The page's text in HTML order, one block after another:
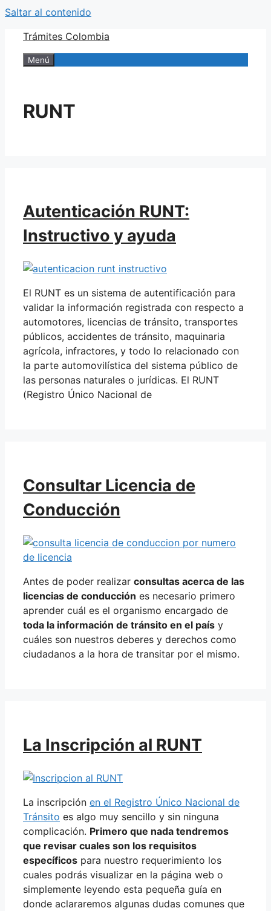
Saltar al contenido
Trámites Colombia
Menú
RUNT
Autenticación RUNT:
Instructivo y ayuda
El RUNT es un sistema de autentificación para
validar la información registrada con respecto a
automotores, licencias de tránsito, transportes
públicos, accidentes de tránsito, maquinaria
agrícola, infractores, y todo lo relacionado con
la parte automovilística del sistema público de
las personas naturales o jurídicas. El RUNT
(Registro Único Nacional de
Consultar Licencia de
Conducción
Antes de poder realizar consultas acerca de las
licencias de conducción es necesario primero
aprender cuál es el organismo encargado de
toda la información de tránsito en el país y
cuáles son nuestros deberes y derechos como
ciudadanos a la hora de transitar por el mismo.
La Inscripción al RUNT
La inscripción en el Registro Único Nacional de
Tránsito es algo muy sencillo y sin ninguna
complicación. Primero que nada tendremos
que revisar cuales son los requisitos
específicos para nuestro requerimiento los
cuales podrás visualizar en la página web o
simplemente leyendo esta pequeña guía en
donde aclararemos algunas dudas comunes que